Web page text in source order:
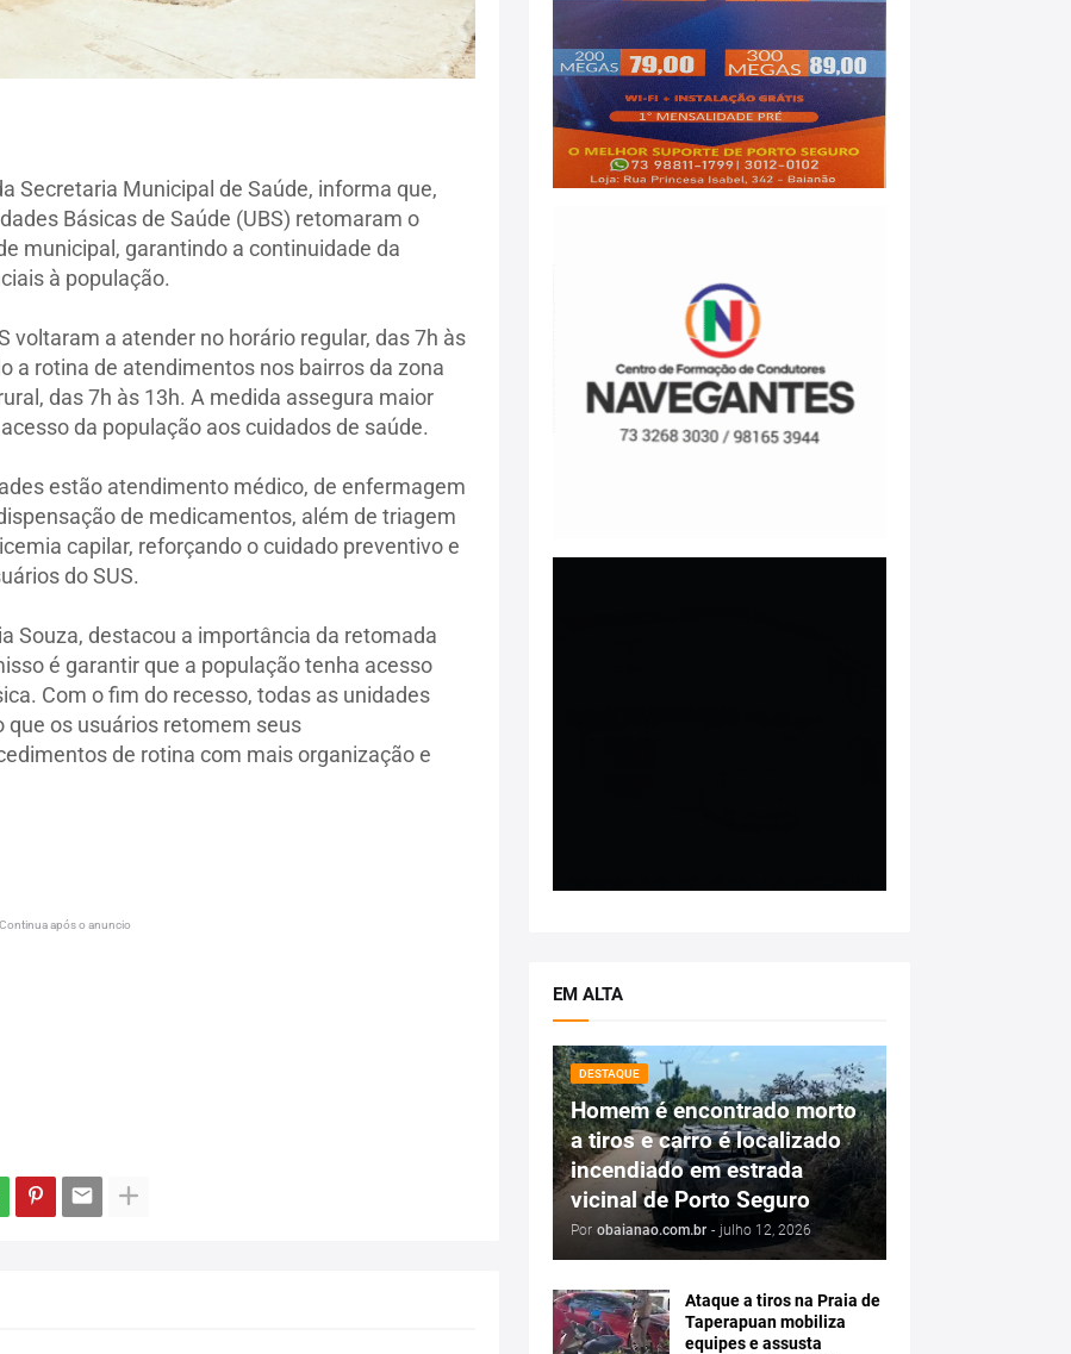
Secretaria Municipal de Saúde, informa que,
Básicas de Saúde (UBS) retomaram o
municipal, garantindo a continuidade da
à população.
voltaram a atender no horário regular, das 7h às
a rotina de atendimentos nos bairros da zona
das 7h às 13h. A medida assegura maior
da população aos cuidados de saúde.
estão atendimento médico, de enfermagem
de medicamentos, além de triagem
capilar, reforçando o cuidado preventivo e
do SUS.
Souza, destacou a importância da retomada
é garantir que a população tenha acesso
Com o fim do recesso, todas as unidades
os usuários retomem seus
de rotina com mais organização e
Continua após o anuncio
EM ALTA
DESTAQUE
Homem é encontrado morto
a tiros e carro é localizado
incendiado em estrada
vicinal de Porto Seguro
Por obaianao.com.br - julho 12, 2026
Ataque a tiros na Praia de
Taperapuan mobiliza
equipes e assusta